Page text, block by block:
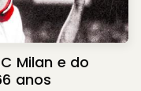
Milan e do
anos